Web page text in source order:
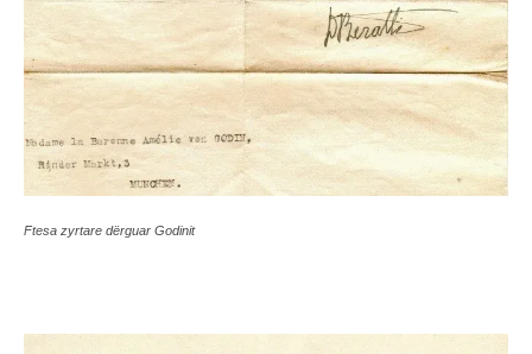
Ftesa zyrtare dërguar Godinit